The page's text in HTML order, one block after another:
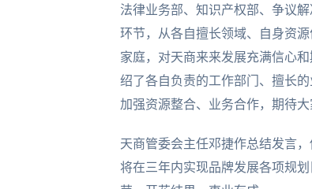
法律业务部、知识产权部、争议
环节，从各自擅长领域、自身资
家庭，对天商来来发展充满信心
绍了各自负责的工作部门、擅长
加强资源整合、业务合作，期待
天商管委会主任邓捷作总结发言
将在三年内实现品牌发展各项规